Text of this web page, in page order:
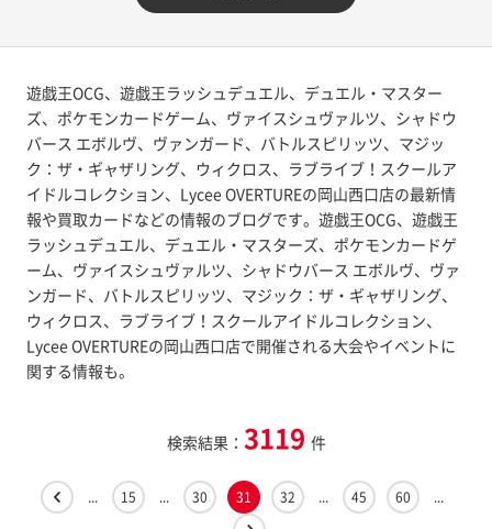
遊戯王OCG、遊戯王ラッシュデュエル、デュエル・マスター
ズ、ポケモンカードゲーム、ヴァイスシュヴァルツ、シャドウ
バース エボルヴ、ヴァンガード、バトルスピリッツ、マジッ
ク：ザ・ギャザリング、ウィクロス、ラブライブ！スクールア
イドルコレクション、Lycee OVERTUREの岡山西口店の最新情
報や買取カードなどの情報のブログです。遊戯王OCG、遊戯王
ラッシュデュエル、デュエル・マスターズ、ポケモンカードゲ
ーム、ヴァイスシュヴァルツ、シャドウバース エボルヴ、ヴァ
ンガード、バトルスピリッツ、マジック：ザ・ギャザリング、
ウィクロス、ラブライブ！スクールアイドルコレクション、
Lycee OVERTUREの岡山西口店で開催される大会やイベントに
関する情報も。
検索結果： 3119 件
... 15 ... 30 31 32 ... 45 60 ...